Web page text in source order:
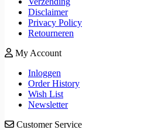
Disclaimer
Privacy Policy
Retourneren
My Account
Inloggen
Order History
Wish List
Newsletter
Customer Service